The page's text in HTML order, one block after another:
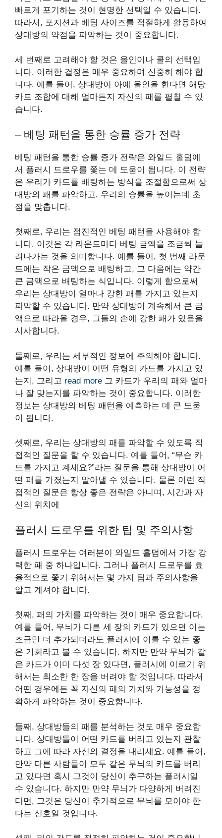
빠르게 포기하는 것이 현명한 선택일 수 있습니다.
따라서, 포지션과 베팅 사이즈를 적절하게 활용하여
상대방의 약점을 파악하는 것이 중요합니다.
세 번째로 고려해야 할 것은 올인이나 콜의 선택입
니다. 이러한 결정은 매우 중요하며 신중히 해야 합
니다. 예를 들어, 상대방이 아예 올인을 한다면 해당
카드 조합에 대해 얼마든지 자신의 패를 펼칠 수 있
습니다.
– 베팅 패턴을 통한 승률 증가 전략
베팅 패턴을 통한 승률 증가 전략은 와일드 홀덤에
서 플러시 드로우를 쫓는 데 도움이 됩니다. 이 전략
은 우리가 카드를 배팅하는 방식을 조절함으로써 상
대방의 패를 파악하고, 우리의 승률을 높이는데 초
점을 맞춥니다.
첫째로, 우리는 점진적인 베팅 패턴을 사용해야 합
니다. 이것은 각 라운드마다 베팅 금액을 조금씩 늘
려나가는 것을 의미합니다. 예를 들어, 첫 번째 라운
드에는 작은 금액으로 배팅하고, 그 다음에는 약간
큰 금액으로 배팅하는 식입니다. 이렇게 함으로써
우리는 상대방이 얼마나 강한 패를 가지고 있는지
파악할 수 있습니다. 만약 상대방이 계속해서 큰 금
액으로 따라올 경우, 그들의 손에 강한 패가 있음을
시사합니다.
둘째로, 우리는 세부적인 정보에 주의해야 합니다.
예를 들어, 상대방이 어떤 유형의 카드를 가지고 있
는지, 그리고 read more 그 카드가 우리의 패와 얼마
나 잘 맞는지를 파악하는 것이 중요합니다. 이러한
정보는 상대방의 베팅 패턴을 예측하는 데 큰 도움
이 됩니다.
셋째로, 우리는 상대방의 패를 파악할 수 있도록 직
접적인 질문을 할 수 있습니다. 예를 들어, “무슨 카
드를 가지고 계세요?”라는 질문을 통해 상대방이 어
떤 패를 가졌는지 알아낼 수 있습니다. 물론 이런 직
접적인 질문은 항상 좋은 전략은 아니며, 시간과 자
신의 위치에
플러시 드로우를 위한 팁 및 주의사항
플러시 드로우는 여러분이 와일드 홀덤에서 가장 강
력한 패 중 하나입니다. 그러나 플러시 드로우를 효
율적으로 쫓기 위해서는 몇 가지 팁과 주의사항을
알고 계셔야 합니다.
첫째, 패의 가치를 파악하는 것이 매우 중요합니다.
예를 들어, 무늬가 다른 세 장의 카드가 있으면 이는
조금만 더 추가되더라도 플러시에 이를 수 있는 좋
은 기회라고 볼 수 있습니다. 하지만 만약 무늬가 같
은 카드가 이미 다섯 장 있다면, 플러시에 이르기 위
해서는 최소한 한 장을 버려야 할 것입니다. 따라서
어떤 경우에든 꼭 자신의 패의 가치와 가능성을 정
확하게 파악하는 것이 중요합니다.
둘째, 상대방들의 패를 분석하는 것도 매우 중요합
니다. 상대방들이 어떤 카드를 버리고 있는지 관찰
하고 그에 따라 자신의 결정을 내리세요. 예를 들어,
만약 다른 사람들이 모두 같은 무늬의 카드를 버리
고 있다면 혹시 그것이 당신이 추구하는 플러시일
수 있습니다. 하지만 만약 무늬가 다양하게 버려진
다면, 그것은 당신이 추가적으로 무늬를 모아야 한
다는 신호일 것입니다.